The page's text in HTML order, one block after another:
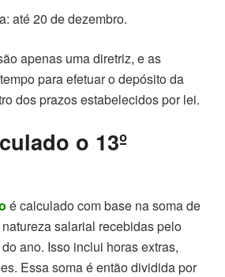
até 20 de dezembro.
apenas uma diretriz, e as
para efetuar o depósito da
dos prazos estabelecidos por lei.
o 13º
é calculado com base na soma de
salarial recebidas pelo
ano. Isso inclui horas extras,
Essa soma é então dividida por